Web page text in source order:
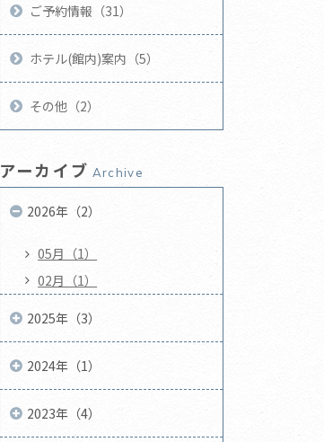
ご予約情報（31）
ホテル(館内)案内（5）
その他（2）
アーカイブ Archive
2026年（2）
05月（1）
02月（1）
2025年（3）
2024年（1）
2023年（4）